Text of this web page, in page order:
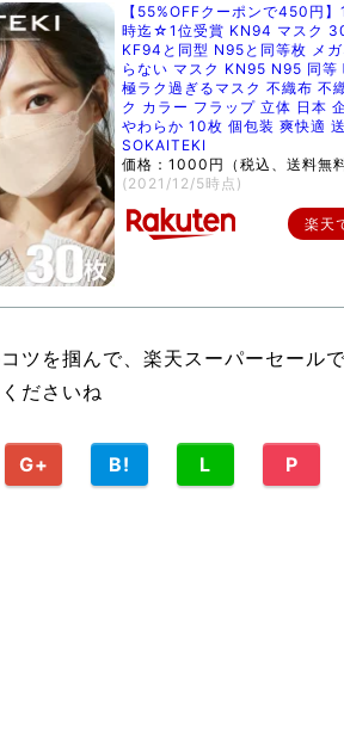
【55%OFFクーポンで450円
時迄☆1位受賞 KN94 マスク
KF94と同型 N95と同等枚 メ
らない マスク KN95 N95 同等
極ラク過ぎるマスク 不織布 不
ク カラー フラップ 立体 日本
やわらか 10枚 個包装 爽快適
SOKAITEKI
価格：1000円（税込、送料無
(2021/12/5時点)
楽天
ツを掴んで、楽天スーパーセール
くださいね
G+ B! L P